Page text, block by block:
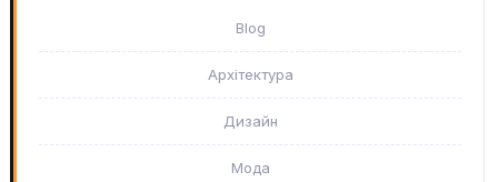
Blog
Архітектура
Дизайн
Мода